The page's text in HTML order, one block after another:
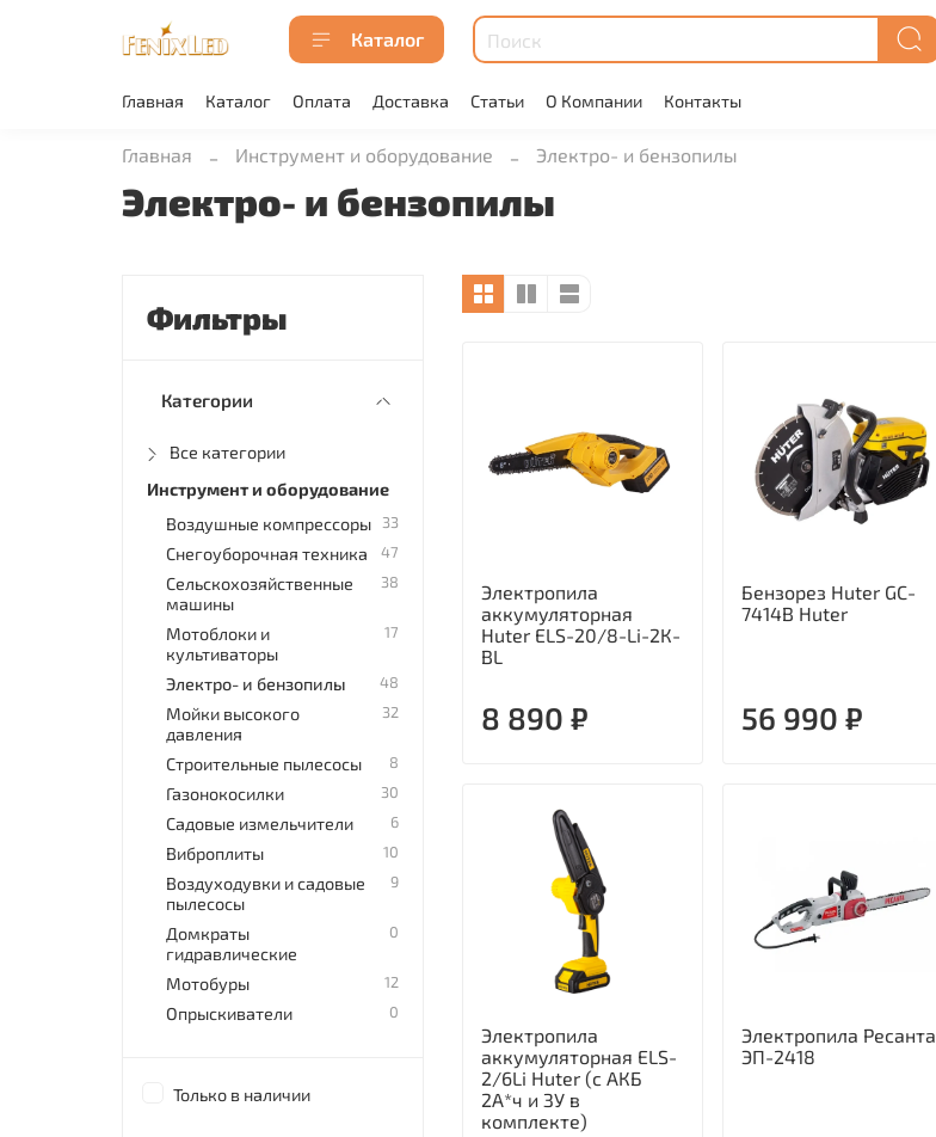
Каталог
Главная Каталог Оплата Доставка Статьи О Компании Контакты
Главная Инструмент и оборудование Электро- и бензопилы
Электро- и бензопилы
Электропила
аккумуляторная
Huter ELS-20/8-Li-2К-
BL
8 890 ₽
Бензорез Huter GC-
7414B Huter
56 990 ₽
Электропила
аккумуляторная ELS-
2/6Li Huter (с АКБ
2А*ч и ЗУ в
комплекте)
Электропила Ресанта
ЭП-2418
Фильтры
Категории
Все категории
Инструмент и оборудование
Воздушные компрессоры
33
Снегоуборочная техника 47
Сельскохозяйственные
машины
38
Мотоблоки и
культиваторы
17
Электро- и бензопилы 48
Мойки высокого
давления
32
Строительные пылесосы 8
Газонокосилки 30
Садовые измельчители 6
Виброплиты 10
Воздуходувки и садовые
пылесосы
9
Домкраты
гидравлические
0
Мотобуры 12
Опрыскиватели 0
Только в наличии